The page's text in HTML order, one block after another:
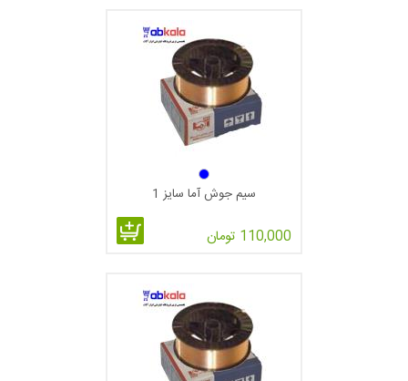
سیم جوش آما سایز 1
110,000 تومان